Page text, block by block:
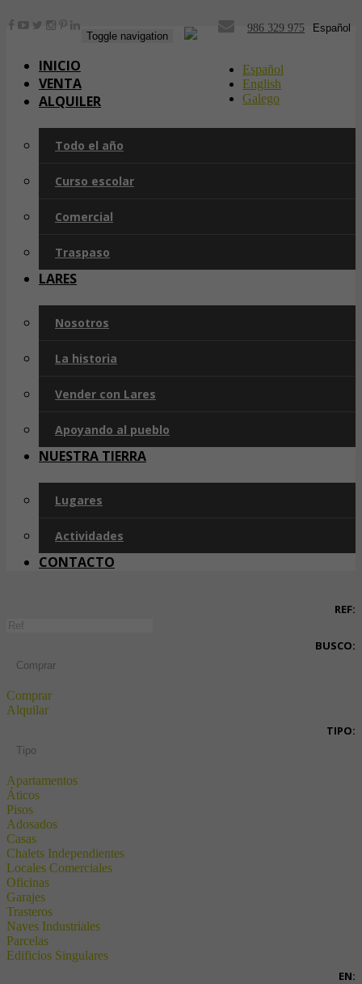
986 329 975 Español
Español
English
Galego
Toggle navigation
INICIO
VENTA
ALQUILER
Todo el año
Curso escolar
Comercial
Traspaso
LARES
Nosotros
La historia
Vender con Lares
Apoyando al pueblo
NUESTRA TIERRA
Lugares
Actividades
CONTACTO
REF:
BUSCO:
Comprar
Comprar
Alquilar
TIPO:
Tipo
Apartamentos
Áticos
Pisos
Adosados
Casas
Chalets Independientes
Locales Comerciales
Oficinas
Garajes
Trasteros
Naves Industriales
Parcelas
Edificios Singulares
EN: